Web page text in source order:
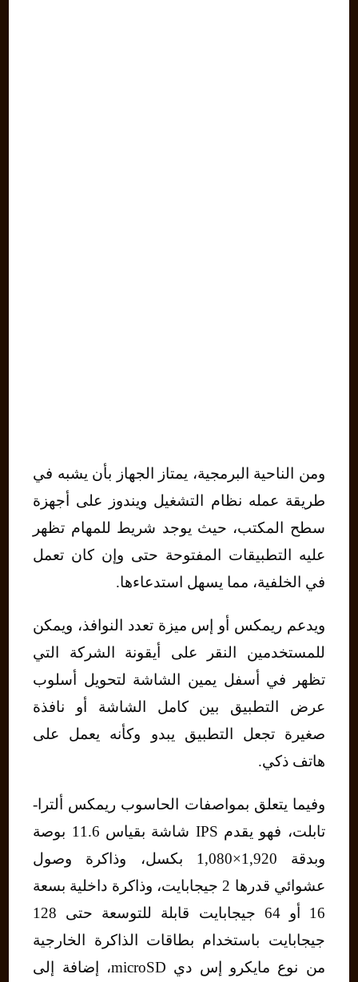
ومن الناحية البرمجية، يمتاز الجهاز بأن يشبه في
طريقة عمله نظام التشغيل ويندوز على أجهزة
سطح المكتب، حيث يوجد شريط للمهام تظهر
عليه التطبيقات المفتوحة حتى وإن كان تعمل
في الخلفية، مما يسهل استدعاءها.
ويدعم ريمكس أو إس ميزة تعدد النوافذ، ويمكن
للمستخدمين النقر على أيقونة الشركة التي
تظهر في أسفل يمين الشاشة لتحويل أسلوب
عرض التطبيق بين كامل الشاشة أو نافذة
صغيرة تجعل التطبيق يبدو وكأنه يعمل على
هاتف ذكي.
وفيما يتعلق بمواصفات الحاسوب ريمكس ألترا-
تابلت، فهو يقدم IPS شاشة بقياس 11.6 بوصة
وبدقة 1,920×1,080 بكسل، وذاكرة وصول
عشوائي قدرها 2 جيجابايت، وذاكرة داخلية بسعة
16 أو 64 جيجابايت قابلة للتوسعة حتى 128
جيجابايت باستخدام بطاقات الذاكرة الخارجية
من نوع مايكرو إس دي microSD، إضافة إلى